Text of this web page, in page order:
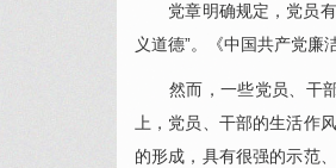
党章明确规定，党员有“
义道德”。《中国共产党廉
然而，一些党员、干部
上，党员、干部的生活作
的形成，具有很强的示范